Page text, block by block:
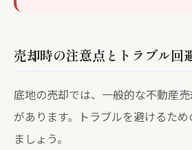
売却時の注意点とトラブル回
底地の売却では、一般的な不動産
があります。トラブルを避けるた
ましょう。